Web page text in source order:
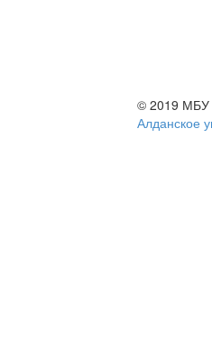
© 2019
Алданское